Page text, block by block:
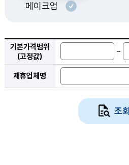
메이크업
기본가격범위
(고정값)
~
제휴업체명
조회